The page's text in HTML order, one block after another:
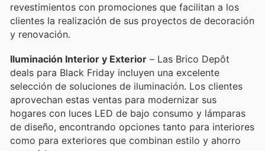
revestimientos con promociones que facilitan a los
clientes la realización de sus proyectos de decoración
y renovación.
Iluminación Interior y Exterior – Las Brico Depôt
deals para Black Friday incluyen una excelente
selección de soluciones de iluminación. Los clientes
aprovechan estas ventas para modernizar sus
hogares con luces LED de bajo consumo y lámparas
de diseño, encontrando opciones tanto para interiores
como para exteriores que combinan estilo y ahorro